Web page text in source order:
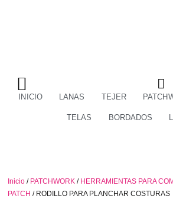
INICIO LANAS TEJER
TELAS BORDADOS
Inicio / PATCHWORK / HERRAMIENTAS PARA
PATCH / RODILLO PARA PLANCHAR COSTURAS